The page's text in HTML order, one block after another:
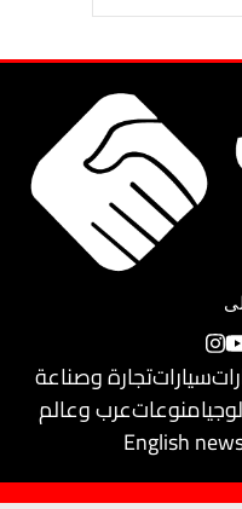
سياراتتجارة وصناعة
منوعاتعرب وعالم
English